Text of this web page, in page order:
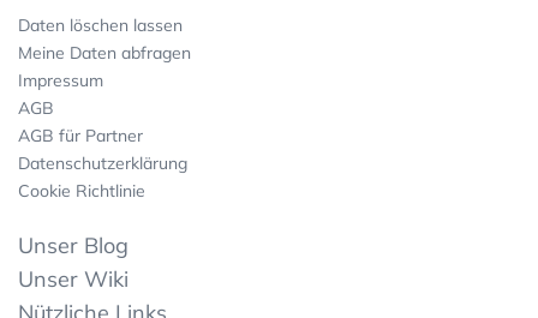
Daten löschen lassen
Meine Daten abfragen
Impressum
AGB
AGB für Partner
Datenschutzerklärung
Cookie Richtlinie
Unser Blog
Unser Wiki